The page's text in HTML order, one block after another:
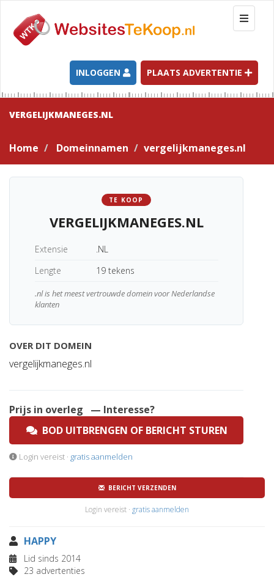
T
o
g
l
e
n
g
a
t
INLOGGEN PLAATS ADVERTENTIE
VERGELIJKMANEGES.NL
Home Domeinnamen vergelijkmaneges.nl
TE KOOP
VERGELIJKMANEGES.NL
Extensie
.NL
Lengte
19 tekens
.nl is het meest vertrouwde domein voor Nederlandse
klanten
OVER DIT DOMEIN
vergelijkmaneges.nl
Prijs in overleg
— Interesse?
BOD UITBRENGEN OF BERICHT STUREN
Login vereist · gratis aanmelden
BERICHT VERZENDEN
Login vereist · gratis aanmelden
HAPPY
Lid sinds 2014
23 advertenties